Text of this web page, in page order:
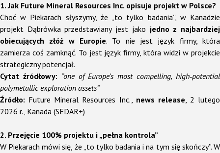
1. Jak Future Mineral Resources Inc. opisuje projekt w Polsce?
Choć w Piekarach słyszymy, że „to tylko badania”, w Kanadzie
projekt Dąbrówka przedstawiany jest jako jedno z najbardziej
obiecujących złóż w Europie. To nie jest język firmy, która
zamierza coś zamknąć. To jest język firmy, która widzi w projekcie
strategiczny potencjał.
Cytat źródłowy: “one of Europe’s most compelling, high‑potential
polymetallic exploration assets”
Źródło: Future Mineral Resources Inc., news release, 2 lutego
2026 r., Kanada (SEDAR+)
2. Przejęcie 100% projektu i „pełna kontrola”
W Piekarach mówi się, że „to tylko badania i na tym się skończy”. W